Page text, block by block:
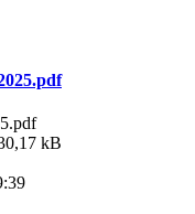
kB